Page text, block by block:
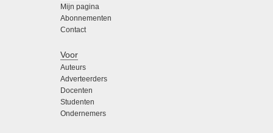
Mijn pagina
Abonnementen
Contact
Voor
Auteurs
Adverteerders
Docenten
Studenten
Ondernemers